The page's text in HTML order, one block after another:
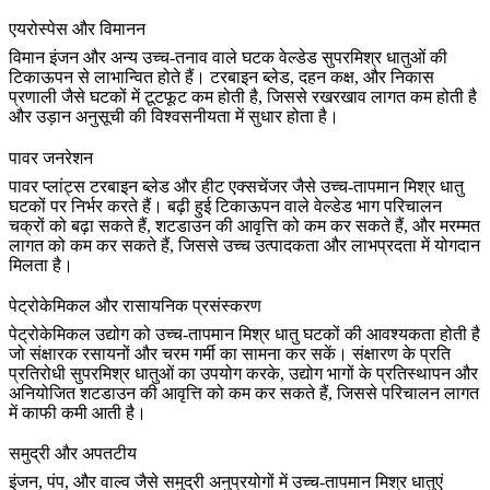
एयरोस्पेस और विमानन
विमान इंजनऔर अन्य उच्च-तनाव वाले घटक वेल्डेड सुपरमिश्र धातुओं की
टिकाऊपन से लाभान्वित होते हैं। टरबाइन ब्लेड, दहन कक्ष, और निकास
प्रणाली जैसे घटकों में टूटफूट कम होती है, जिससे रखरखाव लागत कम होती है
और उड़ान अनुसूची की विश्वसनीयता में सुधार होता है।
पावर जनरेशन
पावर प्लांट्स टरबाइन ब्लेड और हीट एक्सचेंजर जैसेउच्च-तापमान मिश्र धातु
घटकोंपर निर्भर करते हैं। बढ़ी हुई टिकाऊपन वाले वेल्डेड भाग परिचालन
चक्रों को बढ़ा सकते हैं, शटडाउन की आवृत्ति को कम कर सकते हैं, और मरम्मत
लागत को कम कर सकते हैं, जिससे उच्च उत्पादकता और लाभप्रदता में योगदान
मिलता है।
पेट्रोकेमिकल और रासायनिक प्रसंस्करण
पेट्रोकेमिकल उद्योगको उच्च-तापमान मिश्र धातु घटकों की आवश्यकता होती है
जो संक्षारक रसायनों और चरम गर्मी का सामना कर सकें। संक्षारण के प्रति
प्रतिरोधी सुपरमिश्र धातुओं का उपयोग करके, उद्योग भागों के प्रतिस्थापन और
अनियोजित शटडाउन की आवृत्ति को कम कर सकते हैं, जिससे परिचालन लागत
में काफी कमी आती है।
समुद्री और अपतटीय
इंजन, पंप, और वाल्व जैसेसमुद्री अनुप्रयोगोंमें उच्च-तापमान मिश्र धातुएं